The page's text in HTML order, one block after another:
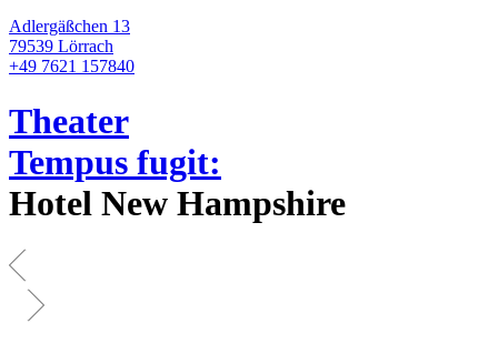
Adlergäßchen 13
79539 Lörrach
+49 7621 157840
Theater
Tempus fugit:
Hotel New Hampshire